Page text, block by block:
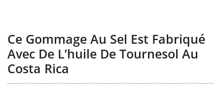
Ce Gommage Au Sel Est Fabriqué
Avec De L’huile De Tournesol Au
Costa Rica